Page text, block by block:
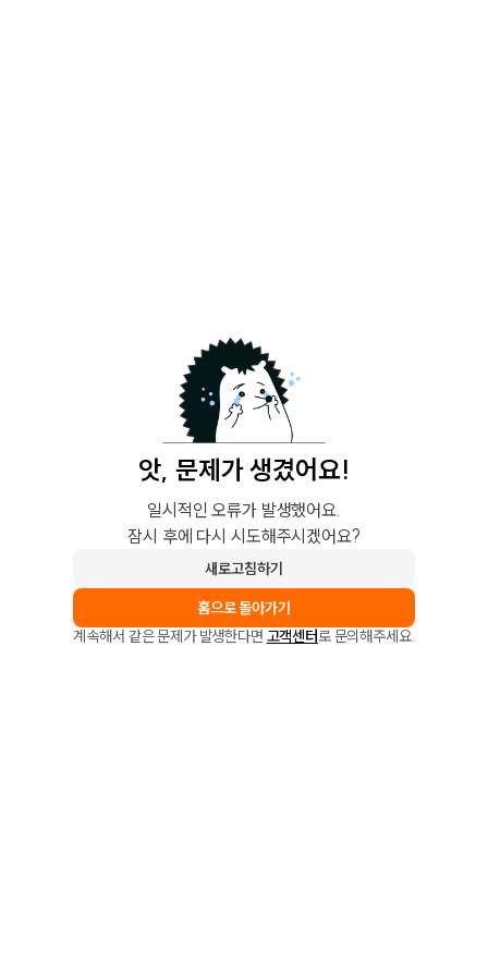
앗, 문제가 생겼어요!
일시적인 오류가 발생했어요.
잠시 후에 다시 시도해주시겠어요?
새로고침하기
홈으로 돌아가기
계속해서 같은 문제가 발생한다면 고객센터로 문의해주세요.